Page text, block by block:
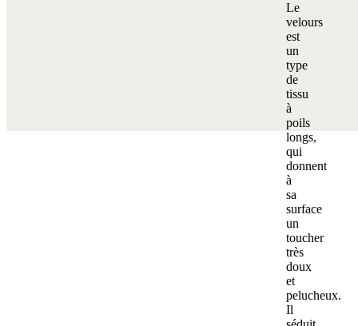
Le
velours
est
un
type
de
tissu
à
poils
longs,
qui
donnent
à
sa
surface
un
toucher
très
doux
et
pelucheux.
Il